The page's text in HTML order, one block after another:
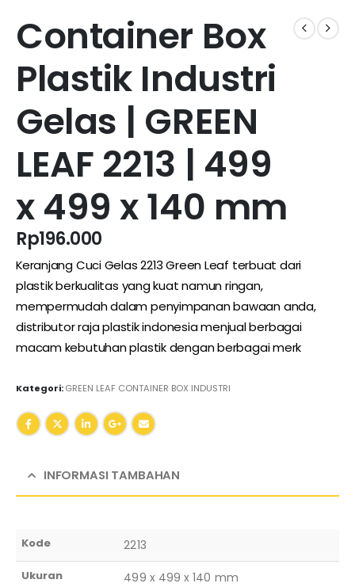
Container Box
Plastik Industri
Gelas | GREEN
LEAF 2213 | 499
x 499 x 140 mm
Rp196.000
Keranjang Cuci Gelas 2213 Green Leaf terbuat dari
plastik berkualitas yang kuat namun ringan,
mempermudah dalam penyimpanan bawaan anda,
distributor raja plastik indonesia menjual berbagai
macam kebutuhan plastik dengan berbagai merk
Kategori:GREEN LEAF CONTAINER BOX INDUSTRI
INFORMASI TAMBAHAN
Kode 2213
Ukuran 499 x 499 x 140 mm